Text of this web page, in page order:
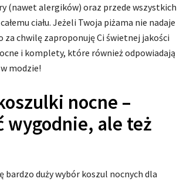
(nawet alergików) oraz przede wszystkich
ciału. Jeżeli Twoja piżama nie nadaje
za chwilę zaproponuję Ci świetnej jakości
i komplety, które również odpowiadają
modzie!
nocne –
wygodnie, ale też
bardzo duży wybór koszul nocnych dla